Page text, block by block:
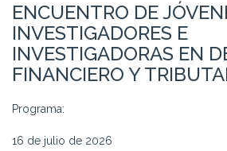
ENCUENTRO DE
INVESTIGADORES E
INVESTIGADORAS EN
FINANCIERO Y
Programa:
16 de julio de 2026